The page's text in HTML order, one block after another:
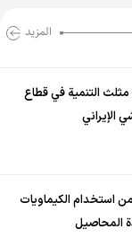
المزید
مثلث التنمية في قطاع
الإيراني
من استخدام الكيماويات
المحاصيل